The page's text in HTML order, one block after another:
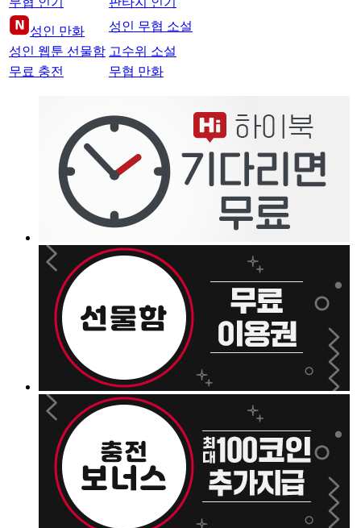
성인 만화
성인 무협 소설
성인 웹툰 선물함 고수위 소설
무료 충전
무협 만화